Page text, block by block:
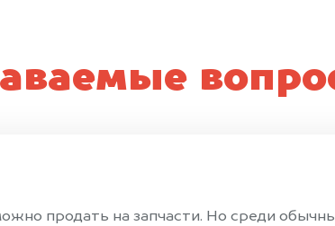
продать на запчасти. Но среди